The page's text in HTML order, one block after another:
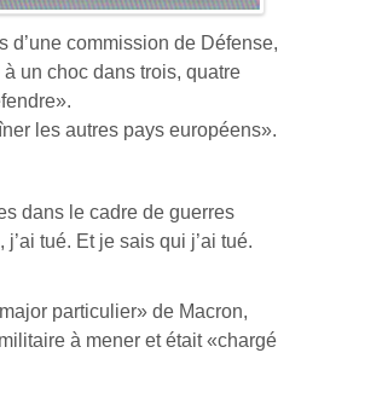
d’une commission de Défense,
un choc dans trois, quatre
les autres pays européens».
dans le cadre de guerres
tué. Et je sais qui j’ai tué.
particulier» de Macron,
à mener et était «chargé